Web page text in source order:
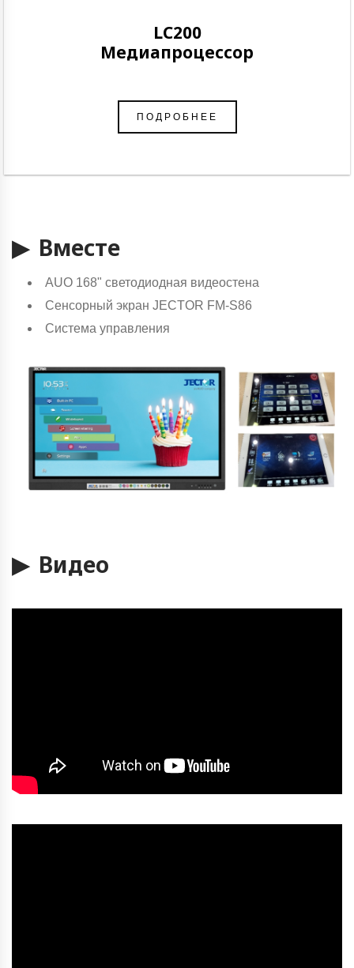
LC200
Медиапроцессор
ПОДРОБНЕЕ
▶ Вместе
AUO 168" светодиодная видеостена
Сенсорный экран JECTOR FM-S86
Система управления
▶ Видео